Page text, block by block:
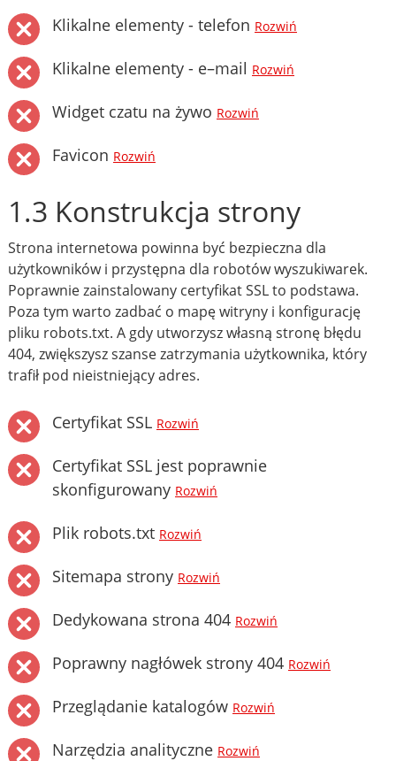
Klikalne elementy - telefon Rozwiń
Klikalne elementy - e–mail Rozwiń
Widget czatu na żywo Rozwiń
Favicon Rozwiń
1.3 Konstrukcja strony
Strona internetowa powinna być bezpieczna dla
użytkowników i przystępna dla robotów wyszukiwarek.
Poprawnie zainstalowany certyfikat SSL to podstawa.
Poza tym warto zadbać o mapę witryny i konfigurację
pliku robots.txt. A gdy utworzysz własną stronę błędu
404, zwiększysz szanse zatrzymania użytkownika, który
trafił pod nieistniejący adres.
Certyfikat SSL Rozwiń
Certyfikat SSL jest poprawnie
skonfigurowany Rozwiń
Plik robots.txt Rozwiń
Sitemapa strony Rozwiń
Dedykowana strona 404 Rozwiń
Poprawny nagłówek strony 404 Rozwiń
Przeglądanie katalogów Rozwiń
Narzędzia analityczne Rozwiń